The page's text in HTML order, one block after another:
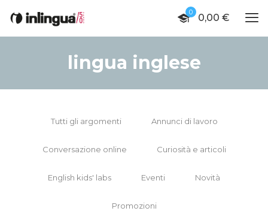
0 0,00 €
lingua inglese
Tutti gli argomenti Annunci di lavoro
Conversazione online Curiosità e articoli
English kids' labs Eventi Novità
Promozioni